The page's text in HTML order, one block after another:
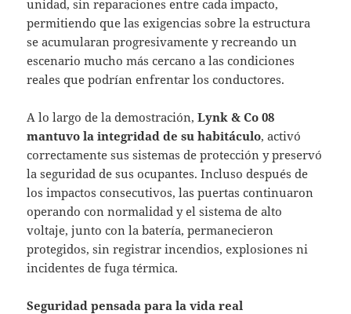
unidad, sin reparaciones entre cada impacto,
permitiendo que las exigencias sobre la estructura
se acumularan progresivamente y recreando un
escenario mucho más cercano a las condiciones
reales que podrían enfrentar los conductores.
A lo largo de la demostración,Lynk & Co 08
mantuvo la integridad de su habitáculo, activó
correctamente sus sistemas de protección y preservó
la seguridad de sus ocupantes. Incluso después de
los impactos consecutivos, las puertas continuaron
operando con normalidad y el sistema de alto
voltaje, junto con la batería, permanecieron
protegidos, sin registrar incendios, explosiones ni
incidentes de fuga térmica.
Seguridad pensada para la vida real